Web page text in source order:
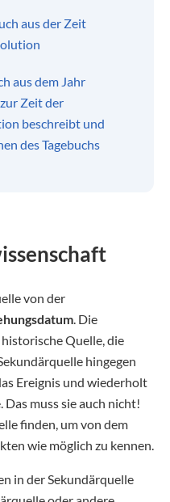
aus der Zeit
aus dem Jahr
Zeit der
beschreibt und
des Tagebuchs
von der
. Die
Quelle, die
hingegen
Ereignis und wiederholt
muss sie auch nicht!
finden, um von dem
wie möglich zu kennen.
in der Sekundärquelle